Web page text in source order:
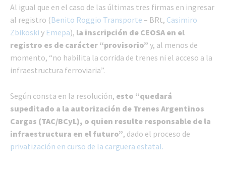
Al igual que en el caso de las últimas tres firmas en ingresar
al registro (Benito Roggio Transporte – BRt, Casimiro
Zbikoski y Emepa), la inscripción de CEOSA en el
registro es de carácter “provisorio” y, al menos de
momento, “no habilita la corrida de trenes ni el acceso a la
infraestructura ferroviaria”.
Según consta en la resolución, esto “quedará
supeditado a la autorización de Trenes Argentinos
Cargas (TAC/BCyL), o quien resulte responsable de la
infraestructura en el futuro”, dado el proceso de
privatización en curso de la carguera estatal.